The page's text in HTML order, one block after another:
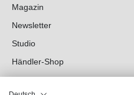
Magazin
Newsletter
Studio
Händler-Shop